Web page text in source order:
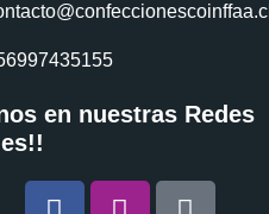
en nuestras Redes
Facebook
Instagram
Tiktok